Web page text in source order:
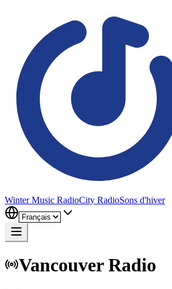
Winter Music RadioCity RadioSons d'hiver
VancouverRadio